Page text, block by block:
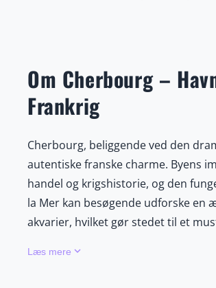
Om Cherbourg –
Frankrig
Cherbourg, beliggende ved den
autentiske franske charme. Byens
handel og krigshistorie, og den
la Mer kan besøgende udforske
akvarier, hvilket gør stedet til et
Læs mere keyboard_arrow_down